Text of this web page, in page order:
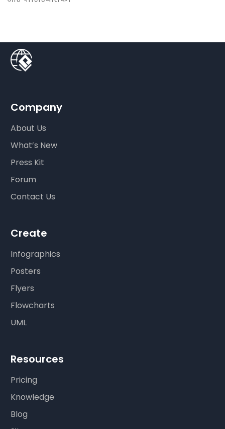
Company
About Us
What’s New
Press Kit
Forum
Contact Us
Create
Infographics
Posters
Flyers
Flowcharts
UML
Resources
Pricing
Knowledge
Blog